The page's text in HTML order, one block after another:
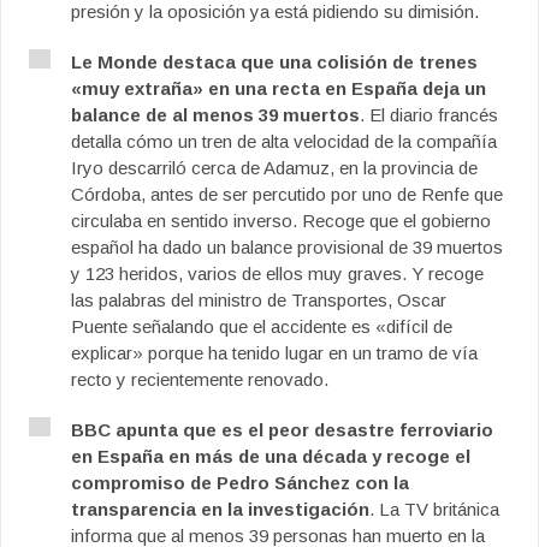
presión y la oposición ya está pidiendo su dimisión.
Le Monde destaca que una colisión de trenes
«muy extraña» en una recta en España deja un
balance de al menos 39 muertos. El diario francés
detalla cómo un tren de alta velocidad de la compañía
Iryo descarriló cerca de Adamuz, en la provincia de
Córdoba, antes de ser percutido por uno de Renfe que
circulaba en sentido inverso. Recoge que el gobierno
español ha dado un balance provisional de 39 muertos
y 123 heridos, varios de ellos muy graves. Y recoge
las palabras del ministro de Transportes, Oscar
Puente señalando que el accidente es «difícil de
explicar» porque ha tenido lugar en un tramo de vía
recto y recientemente renovado.
BBC apunta que es el peor desastre ferroviario
en España en más de una década y recoge el
compromiso de Pedro Sánchez con la
transparencia en la investigación. La TV británica
informa que al menos 39 personas han muerto en la